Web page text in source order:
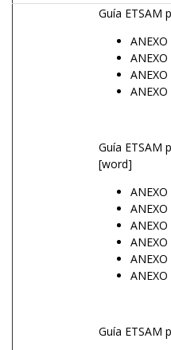
Guía ETSAM
Guía ETSAM
[word]
Guía ETSAM